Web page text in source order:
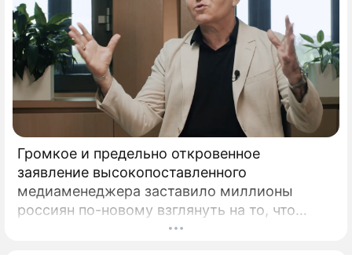
Громкое и предельно откровенное
заявление высокопоставленного
медиаменеджера заставило миллионы
россиян по-новому взглянуть на то, что
годами происходит на экране главного